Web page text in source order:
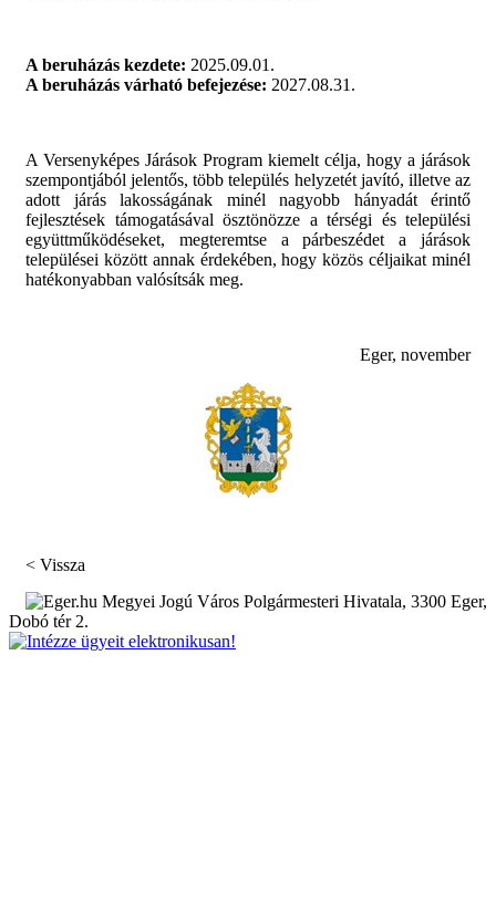
Ajánlatkérés - „Szociális...
MEGNYÍLT A XXX. EGRI BOR ÜNNEPE!
Harminc év, számtalan emlék és egy...
MUTATJUK, MI TÖRTÉNIK EGER ÚTJAIN A...
Az elmúlt fél évszázad legnagyobb...
MEGKEZDIK AZ ISKOLA UTCA...
Eger Megyei Jogú Város Önkormányzata...
NAGYSZABÁSÚ GALLYAZÁSI MUNKÁLATOK...
Az elmúlt években sokszor okoztak...
Az elmúlt 50 év legnagyobb...
INDULHAT A KÁTYÚZÁS, A...
Száz millió forintos keretmegállapodást...
A beruházás kezdete: 2025.09.01.
A beruházás várható befejezése: 2027.08.31.
A Versenyképes Járások Program kiemelt célja, hogy a járások
szempontjából jelentős, több település helyzetét javító, illetve az
adott járás lakosságának minél nagyobb hányadát érintő
fejlesztések támogatásával ösztönözze a térségi és települési
együttműködéseket, megteremtse a párbeszédet a járások
települései között annak érdekében, hogy közös céljaikat minél
hatékonyabban valósítsák meg.
Eger, november
< Vissza
Megyei Jogú Város Polgármesteri Hivatala, 3300 Eger,
Dobó tér 2.